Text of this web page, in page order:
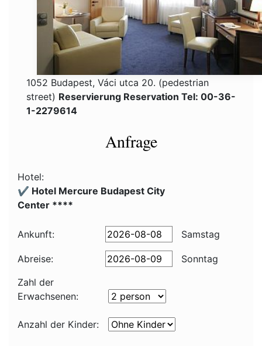
1052 Budapest, Váci utca 20. (pedestrian
street) Reservierung Reservation Tel: 00-36-
1-2279614
Anfrage
Hotel:
✔️ Hotel Mercure Budapest City
Center ****
Ankunft: Samstag
Abreise:
Sonntag
Zahl der
Erwachsenen:
Anzahl der Kinder: